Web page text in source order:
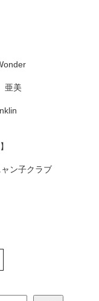
美
ン子クラブ